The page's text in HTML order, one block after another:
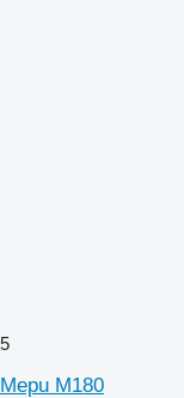
5
Mepu M180